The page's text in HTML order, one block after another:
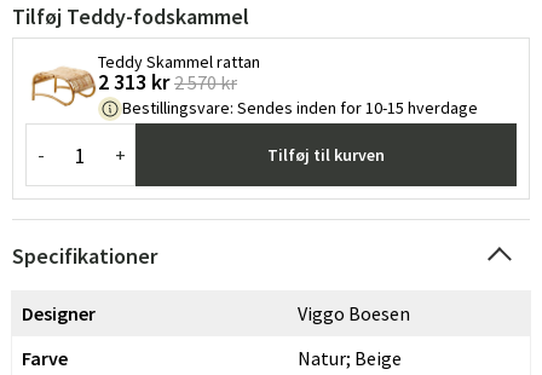
Tilføj Teddy-fodskammel
Teddy Skammel rattan
2 313 kr 2 570 kr
Bestillingsvare: Sendes inden for 10-15 hverdage
- + Tilføj til kurven
Specifikationer
Designer
Viggo Boesen
Farve
Natur; Beige